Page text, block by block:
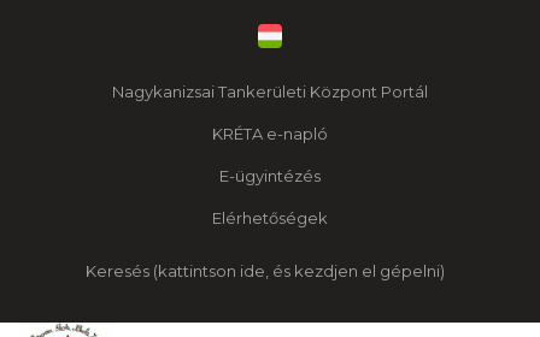
Nagykanizsai Tankerületi Központ Portál
KRÉTA e-napló
E-ügyintézés
Elérhetőségek
Keresés